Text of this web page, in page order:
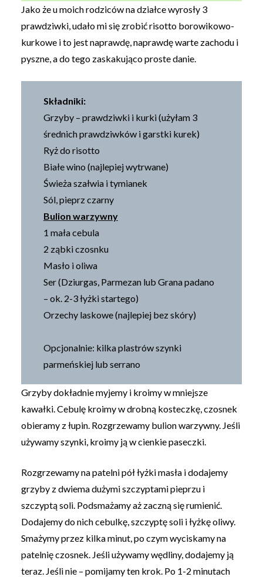
Jako że u moich rodziców na działce wyrosły 3
prawdziwki, udało mi się zrobić risotto borowikowo-
kurkowe i to jest naprawdę, naprawdę warte zachodu i
pyszne, a do tego zaskakująco proste danie.
Składniki:
Grzyby – prawdziwki i kurki (użyłam 3
średnich prawdziwków i garstki kurek)
Ryż do risotto
Białe wino (najlepiej wytrwane)
Świeża szałwia i tymianek
Sól, pieprz czarny
Bulion warzywny
1 mała cebula
2 ząbki czosnku
Masło i oliwa
Ser (Dziurgas, Parmezan lub Grana padano
– ok. 2-3 łyżki startego)
Orzechy laskowe (najlepiej bez skóry)
Opcjonalnie: kilka plastrów szynki
parmeńskiej lub serrano
Grzyby dokładnie myjemy i kroimy w mniejsze
kawałki. Cebulę kroimy w drobną kosteczkę, czosnek
obieramy z łupin. Rozgrzewamy bulion warzywny. Jeśli
używamy szynki, kroimy ją w cienkie paseczki.
Rozgrzewamy na patelni pół łyżki masła i dodajemy
grzyby z dwiema dużymi szczyptami pieprzu i
szczyptą soli. Podsmażamy aż zaczną się rumienić.
Dodajemy do nich cebulkę, szczyptę soli i łyżkę oliwy.
Smażymy przez kilka minut, po czym wyciskamy na
patelnię czosnek. Jeśli używamy wędliny, dodajemy ją
teraz. Jeśli nie – pomijamy ten krok. Po 1-2 minutach